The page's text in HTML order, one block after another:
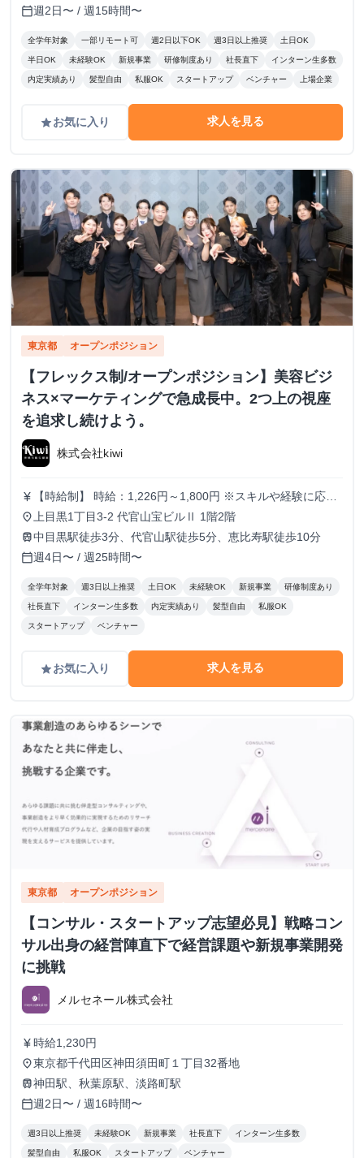
calendar_today週2日〜 / 週15時間〜
全学年対象 一部リモート可 週2日以下OK 週3日以上推奨 土日OK
半日OK 未経験OK 新規事業 研修制度あり 社長直下 インターン生多数
内定実績あり 髪型自由 私服OK スタートアップ ベンチャー 上場企業
gradeお気に入り 求人を見る
東京都 オープンポジション
【フレックス制/オープンポジション】美容ビジ
ネス×マーケティングで急成長中。2つ上の視座
を追求し続けよう。
株式会社kiwi
currency_yen
【時給制】 時給：1,226円～1,800円 ※スキルや経験に応じ
て昇給します。 ※部署によってはインセンティブ制度あり
【月給制】 尚、フルコミットできる方は月給制もご用意し
ております。 月給: 230,000円〜 ※毎月行う評価面談により
毎月昇給の可能性あり ※年間の昇給平均額80,000円 <モデ
ル月収> 260,000円 /入社6ヶ月 330,000円 /入社1年
place 上目黒1丁目3-2 代官山宝ビルⅡ 1階2階
train中目黒駅徒歩3分、代官山駅徒歩5分、恵比寿駅徒歩10分
calendar_today週4日〜 / 週25時間〜
全学年対象 週3日以上推奨 土日OK 未経験OK 新規事業 研修制度あり
社長直下 インターン生多数 内定実績あり 髪型自由 私服OK
スタートアップ ベンチャー
gradeお気に入り 求人を見る
東京都 オープンポジション
【コンサル・スタートアップ志望必見】戦略コン
サル出身の経営陣直下で経営課題や新規事業開発
に挑戦
メルセネール株式会社
currency_yen 時給1,230円
place東京都千代田区神田須田町１丁目32番地
train神田駅、秋葉原駅、淡路町駅
calendar_today週2日〜 / 週16時間〜
週3日以上推奨 未経験OK 新規事業 社長直下 インターン生多数
髪型自由 私服OK スタートアップ ベンチャー